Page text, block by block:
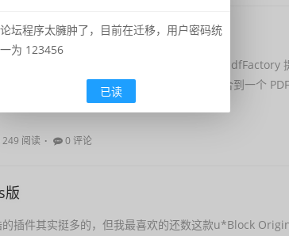
12.10
创建 Adobe PDF 文件的打印机驱动程序。pdfFactory
方法更方便和高效。 功能包括: 多个文档整合到一个 PDF
249 阅读 0 评论
版
插件其实挺多的，但我最喜欢的还数这款u*Block
论坛程序太臃肿了，目前在迁移，用户密码统
一为 123456
已读